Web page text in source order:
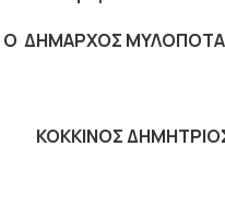
Ο ΔΗΜΑΡΧΟΣ
ΚΟΚΚΙΝΟΣ